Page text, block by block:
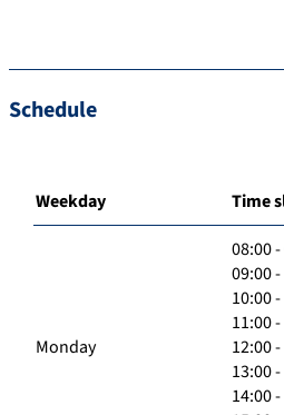
Schedule
Weekday Time
Monday
08:00
09:00
10:00
11:00
12:00
13:00
14:00